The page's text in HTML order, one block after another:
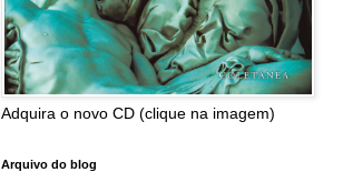
Adquira o novo CD (clique na imagem)
Arquivo do blog